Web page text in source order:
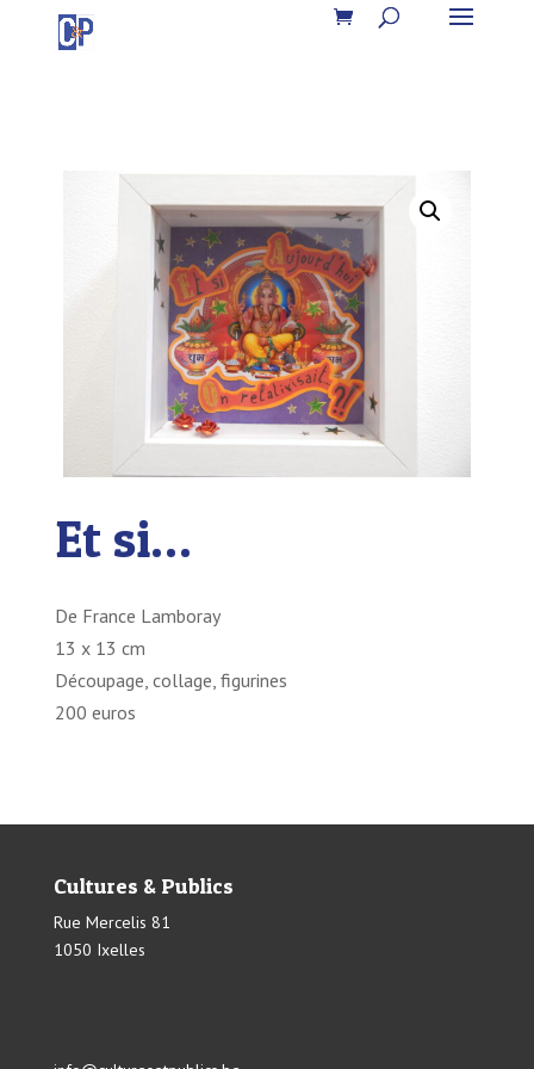
Et si…
De France Lamboray
13 x 13 cm
Découpage, collage, figurines
200 euros
Cultures & Publics
Rue Mercelis 81
1050 Ixelles